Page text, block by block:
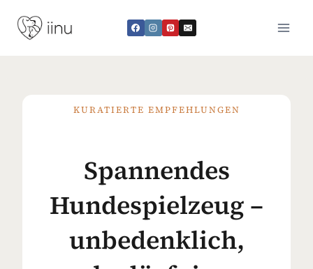
Inhalt
springen
KURATIERTE EMPFEHLUNGEN
Spannendes
Hundespielzeug –
unbedenklich,